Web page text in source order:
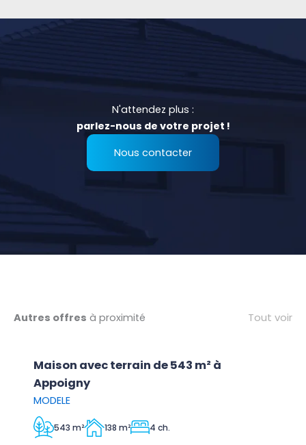
N'attendez plus :
parlez-nous de votre projet !
Nous contacter
Autres offres à proximité Tout voir
Maison avec terrain de 543 m² à
Appoigny
MODELE
543 m² 138 m² 4 ch.